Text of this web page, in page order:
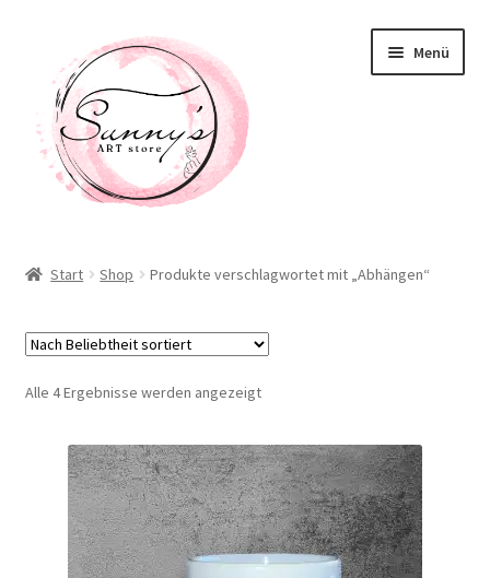
Navigation
springen
Inhalt
springen
Menü
Shop
Deko / Home
Tassen / Keramik
Start Shop Produkte verschlagwortet mit „Abhängen“
Alle 4 Ergebnisse werden angezeigtNach